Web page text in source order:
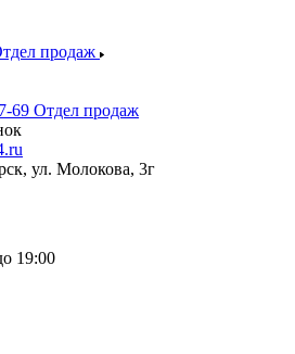
продаж
69 Отдел продаж
ул. Молокова, 3г
19:00